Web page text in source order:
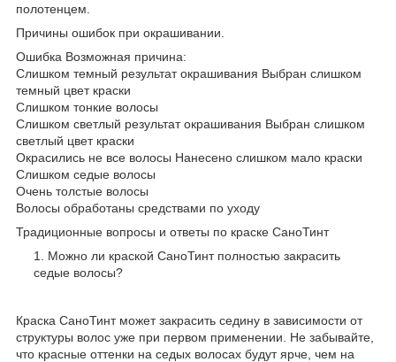
полотенцем.
Причины ошибок при окрашивании.
Ошибка Возможная причина:
Слишком темный результат окрашивания Выбран слишком
темный цвет краски
Слишком тонкие волосы
Слишком светлый результат окрашивания Выбран слишком
светлый цвет краски
Окрасились не все волосы Нанесено слишком мало краски
Слишком седые волосы
Очень толстые волосы
Волосы обработаны средствами по уходу
Традиционные вопросы и ответы по краске СаноТинт
Можно ли краской СаноТинт полностью закрасить
седые волосы?
Краска СаноТинт может закрасить седину в зависимости от
структуры волос уже при первом применении. Не забывайте,
что красные оттенки на седых волосах будут ярче, чем на